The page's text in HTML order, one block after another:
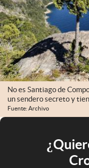
No es Santiago de
un sendero secreto y
Fuente: Archivo